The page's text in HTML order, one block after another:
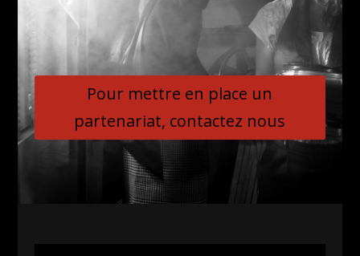
Pour mettre en place un
partenariat, contactez nous